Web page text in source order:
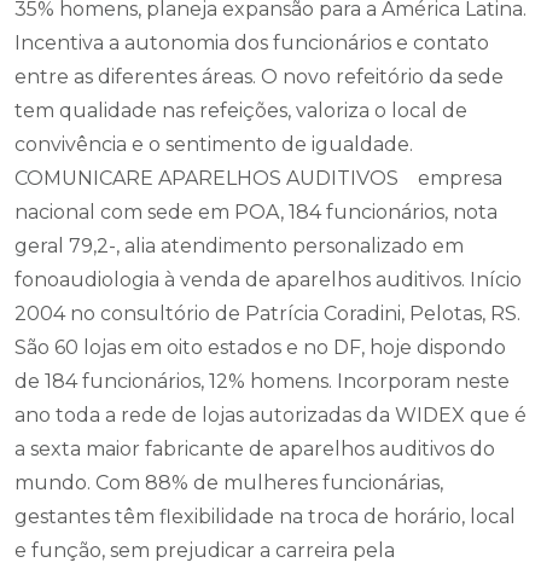
35% homens, planeja expansão para a América Latina.
Incentiva a autonomia dos funcionários e contato
entre as diferentes áreas. O novo refeitório da sede
tem qualidade nas refeições, valoriza o local de
convivência e o sentimento de igualdade.
COMUNICARE APARELHOS AUDITIVOS empresa
nacional com sede em POA, 184 funcionários, nota
geral 79,2-, alia atendimento personalizado em
fonoaudiologia à venda de aparelhos auditivos. Início
2004 no consultório de Patrícia Coradini, Pelotas, RS.
São 60 lojas em oito estados e no DF, hoje dispondo
de 184 funcionários, 12% homens. Incorporam neste
ano toda a rede de lojas autorizadas da WIDEX que é
a sexta maior fabricante de aparelhos auditivos do
mundo. Com 88% de mulheres funcionárias,
gestantes têm flexibilidade na troca de horário, local
e função, sem prejudicar a carreira pela